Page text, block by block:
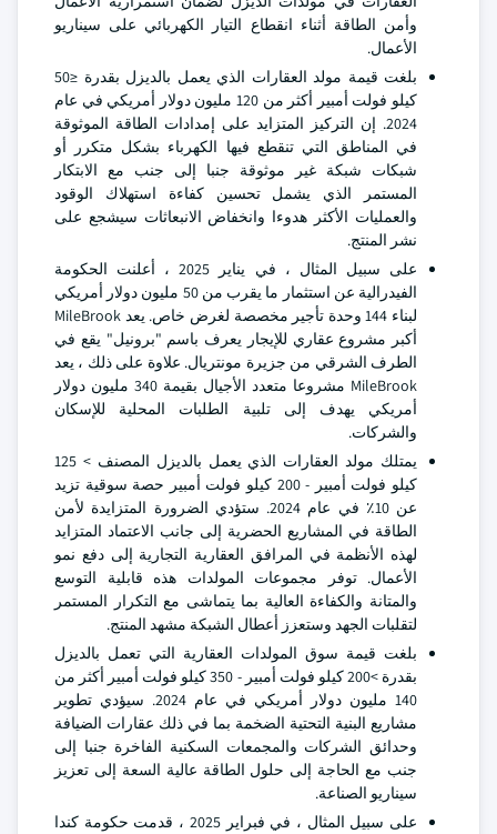
وأمن الطاقة أثناء انقطاع التيار الكهربائي على سيناريو
الأعمال.
بلغت قيمة مولد العقارات الذي يعمل بالديزل بقدرة ≤50
كيلو فولت أمبير أكثر من 120 مليون دولار أمريكي في عام
2024. إن التركيز المتزايد على إمدادات الطاقة الموثوقة
في المناطق التي تنقطع فيها الكهرباء بشكل متكرر أو
شبكات شبكة غير موثوقة جنبا إلى جنب مع الابتكار
المستمر الذي يشمل تحسين كفاءة استهلاك الوقود
والعمليات الأكثر هدوءا وانخفاض الانبعاثات سيشجع على
نشر المنتج.
على سبيل المثال ، في يناير 2025 ، أعلنت الحكومة
الفيدرالية عن استثمار ما يقرب من 50 مليون دولار أمريكي
لبناء 144 وحدة تأجير مخصصة لغرض خاص. يعد MileBrook
أكبر مشروع عقاري للإيجار يعرف باسم "برونيل" يقع في
الطرف الشرقي من جزيرة مونتريال. علاوة على ذلك ، يعد
MileBrook مشروعا متعدد الأجيال بقيمة 340 مليون دولار
أمريكي يهدف إلى تلبية الطلبات المحلية للإسكان
والشركات.
يمتلك مولد العقارات الذي يعمل بالديزل المصنف > 125
كيلو فولت أمبير - 200 كيلو فولت أمبير حصة سوقية تزيد
عن 10٪ في عام 2024. ستؤدي الضرورة المتزايدة لأمن
الطاقة في المشاريع الحضرية إلى جانب الاعتماد المتزايد
لهذه الأنظمة في المرافق العقارية التجارية إلى دفع نمو
الأعمال. توفر مجموعات المولدات هذه قابلية التوسع
والمتانة والكفاءة العالية بما يتماشى مع التكرار المستمر
لتقلبات الجهد وستعزز أعطال الشبكة مشهد المنتج.
بلغت قيمة سوق المولدات العقارية التي تعمل بالديزل
بقدرة >200 كيلو فولت أمبير - 350 كيلو فولت أمبير أكثر من
140 مليون دولار أمريكي في عام 2024. سيؤدي تطوير
مشاريع البنية التحتية الضخمة بما في ذلك عقارات الضيافة
وحدائق الشركات والمجمعات السكنية الفاخرة جنبا إلى
جنب مع الحاجة إلى حلول الطاقة عالية السعة إلى تعزيز
سيناريو الصناعة.
على سبيل المثال ، في فبراير 2025 ، قدمت حكومة كندا